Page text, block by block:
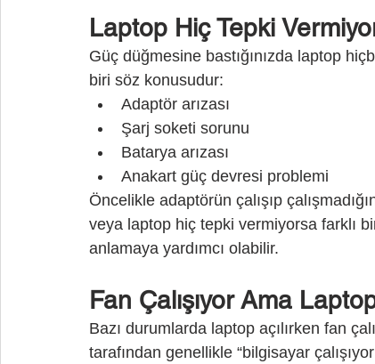
Laptop Hiç Tepki
Güç düğmesine bastığınızda laptop
biri söz konusudur:
Adaptör arızası
Şarj soketi sorunu
Batarya arızası
Anakart güç devresi problemi
Öncelikle adaptörün çalışıp
veya laptop hiç tepki vermiyorsa farklı
anlamaya yardımcı olabilir.
Fan Çalışıyor Ama
Bazı durumlarda laptop açılırken fan
tarafından genellikle “bilgisayar